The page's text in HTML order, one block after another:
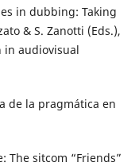
in dubbing: Taking
& S. Zanotti (Eds.),
audiovisual
de la pragmática en
The sitcom “Friends”